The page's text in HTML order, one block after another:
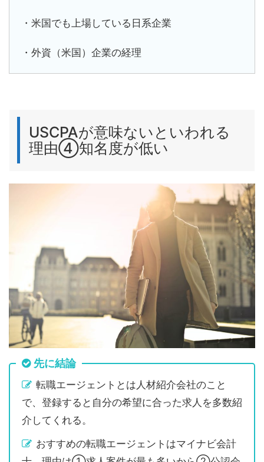
・米国でも上場している日系企業
・外資（米国）企業の経理
USCPAが意味ないといわれる
理由④知名度が低い
先に結論
転職エージェントとは人材紹介会社のこと
で、登録すると自分の希望に合った求人を多数紹
介してくれる。
おすすめの転職エージェントはマイナビ会計